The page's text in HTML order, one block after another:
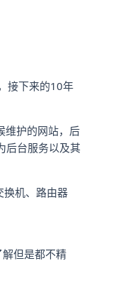
接下来的10年
维护的网站，后
后台服务以及其
换机、路由器
解但是都不精